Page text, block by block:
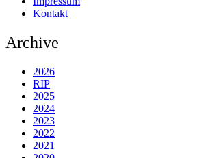
Kontakt
Archive
2026
RIP
2025
2024
2023
2022
2021